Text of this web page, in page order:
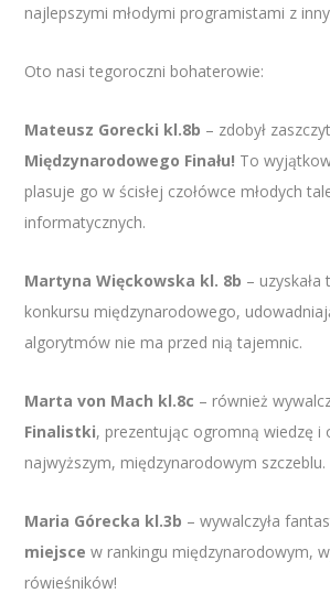
najlepszymi młodymi programistami z
Oto nasi tegoroczni bohaterowie:
Mateusz Gorecki kl.8b – zdobył
Międzynarodowego Finału! To
plasuje go w ścisłej czołówce młodych
informatycznych.
Martyna Więckowska kl. 8b – uzyskała
konkursu międzynarodowego,
algorytmów nie ma przed nią tajemnic.
Marta von Mach kl.8c – również
Finalistki, prezentując ogromną wiedzę i
najwyższym, międzynarodowym szczeblu.
Maria Górecka kl.3b – wywalczyła
miejsce w rankingu międzynarodowym,
rówieśników!